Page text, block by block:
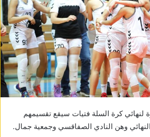
600 تذكرة لنهائي كرة السلة فتيات سيقع تقسيمهم
وهن النادي الصفاقسي وجمعية جمال.